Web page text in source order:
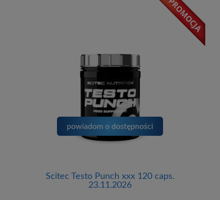
Scitec Testo Punch xxx 120 caps.
23.11.2026
powiadom o dostępności